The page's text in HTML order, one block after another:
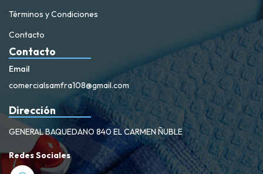
Términos y Condiciones
Contacto
Contacto
Email
comercialsamfra108@gmail.com
Dirección
GENERAL BAQUEDANO 840 EL CARMEN ÑUBLE
Redes Sociales